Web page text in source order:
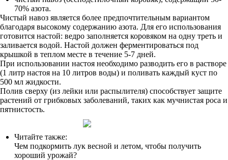
70% азота.
Чистый навоз является более предпочтительным вариантом
благодаря высокому содержанию азота. Для его использования
готовится настой: ведро заполняется коровяком на одну треть и
заливается водой. Настой должен ферментироваться под
крышкой в теплом месте в течение 5-7 дней.
При использовании настоя необходимо разводить его в растворе
(1 литр настоя на 10 литров воды) и поливать каждый куст по
500 мл жидкости.
Полив сверху (из лейки или распылителя) способствует защите
растений от грибковых заболеваний, таких как мучнистая роса и
пятнистость.
Читайте также:
Чем подкормить лук весной и летом, чтобы получить
хороший урожай?